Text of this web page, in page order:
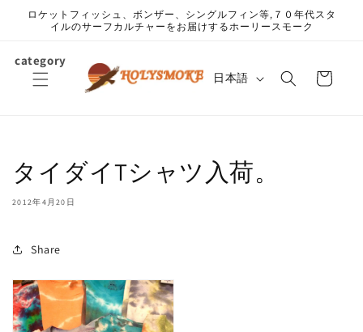
ンツに
ロケットフィッシュ、ボンザー、シングルフィン等,７０年代スタ
イルのサーフカルチャーをお届けするホーリースモーク
category
言日本語
ー
タイダイTシャツ入荷。
2012年4月20日
Share